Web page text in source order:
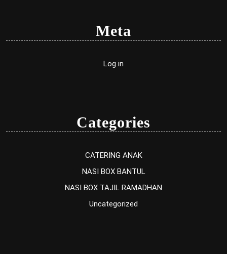
Meta
Log in
Categories
CATERING ANAK
NASI BOX BANTUL
NASI BOX TAJIL RAMADHAN
Uncategorized